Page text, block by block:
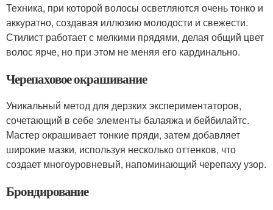
Техника, при которой волосы осветляются очень тонко и
аккуратно, создавая иллюзию молодости и свежести.
Стилист работает с мелкими прядями, делая общий цвет
волос ярче, но при этом не меняя его кардинально.
Черепаховое окрашивание
Уникальный метод для дерзких экспериментаторов,
сочетающий в себе элементы балаяжа и бейбилайтс.
Мастер окрашивает тонкие пряди, затем добавляет
широкие мазки, используя несколько оттенков, что
создает многоуровневый, напоминающий черепаху узор.
Брондирование